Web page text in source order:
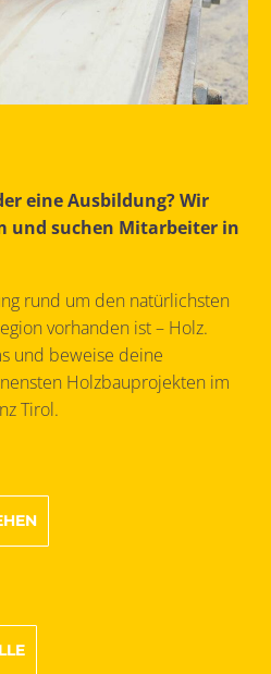
eine Ausbildung? Wir
und suchen Mitarbeiter in
rund um den natürlichsten
vorhanden ist – Holz.
und beweise deine
Holzbauprojekten im
Tirol.